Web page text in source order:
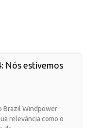
Nós estivemos
Brazil Windpower
relevância como o